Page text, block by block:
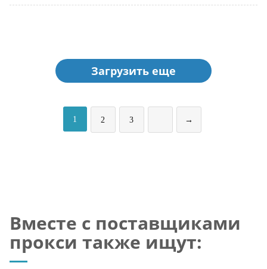
Загрузить еще
1 2 3 →
Вместе с поставщиками
прокси также ищут: